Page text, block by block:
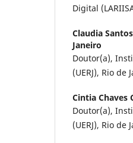
Digital
Claudia
Janeiro
Doutor(a),
(UERJ), Rio de
Cintia Chaves
Doutor(a),
(UERJ), Rio de